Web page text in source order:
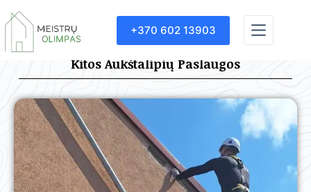
+370 602 13903
Kitos Aukštalipių Paslaugos